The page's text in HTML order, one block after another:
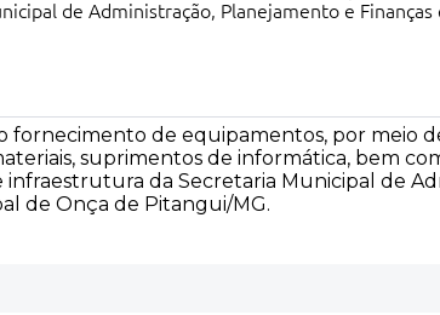
de Administração, Planejamento e
fornecimento de equipamentos, por meio
suprimentos de informática, bem
infraestrutura da Secretaria Municipal de
de Onça de Pitangui/MG.